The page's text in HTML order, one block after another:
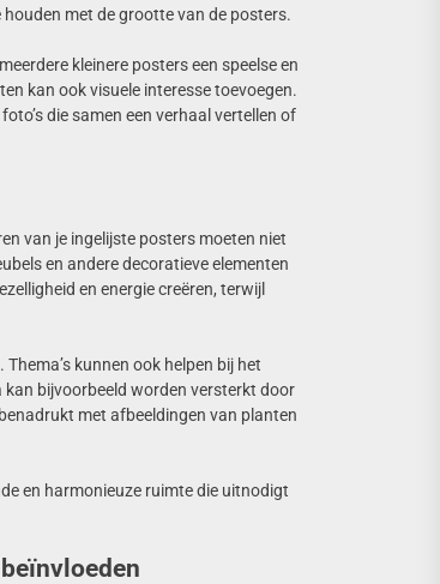
met de grootte van de posters.
kleinere posters een speelse en
kan ook visuele interesse toevoegen.
die samen een verhaal vertellen of
van je ingelijste posters moeten niet
en andere decoratieve elementen
en energie creëren, terwijl
kunnen ook helpen bij het
kan bijvoorbeeld worden versterkt door
met afbeeldingen van planten
en harmonieuze ruimte die uitnodigt